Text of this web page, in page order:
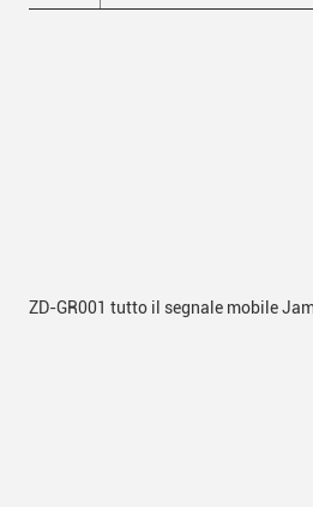
ZD-GR001 tutto il segnale mobile